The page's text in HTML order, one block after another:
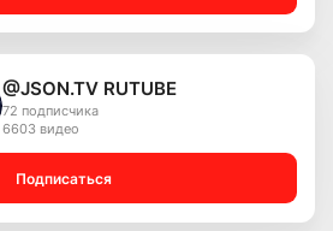
@JSON.TV RUTUBE
72 подписчика
6603 видео
Подписаться